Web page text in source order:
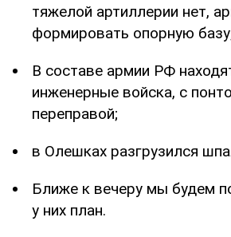
тяжелой артиллерии нет,
формировать опорную
В составе армии РФ
инженерные войска, с
переправой;
в Олешках разгрузился
Ближе к вечеру мы будем
у них план.